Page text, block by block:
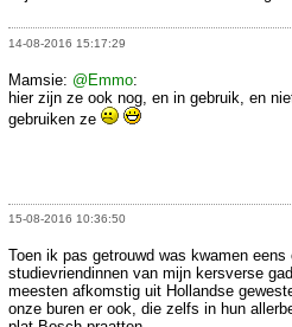
14-08-2016 15:17:29
Mamsie: @Emmo:
hier zijn ze ook nog, en in gebruik, en
gebruiken ze
15-08-2016 10:36:50
Toen ik pas getrouwd was kwamen eens
studievriendinnen van mijn kersverse
meesten afkomstig uit Hollandse
onze buren er ook, die zelfs in hun